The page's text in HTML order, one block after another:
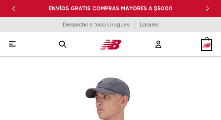
ENVÍOS GRATIS COMPRAS MAYORES A $5000
Despacho a todo Uruguay Locales
